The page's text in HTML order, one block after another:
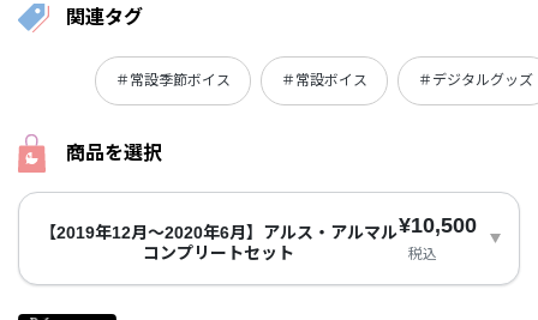
関連タグ
＃常設季節ボイス ＃常設ボイス ＃デジタルグッズ
商品を選択
【2019年12月～2020年6月】アルス・アルマル
コンプリートセット
¥10,500
税込